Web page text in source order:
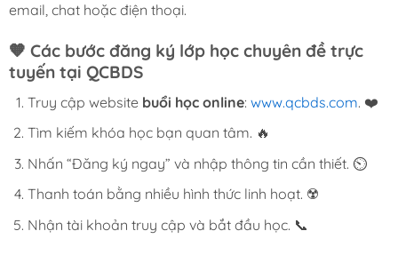
email, chat hoặc điện thoại.
🧡 Các bước đăng ký lớp học chuyên đề trực
tuyến tại QCBDS
Truy cập website buổi học online: www.qcbds.com. ❤️
Tìm kiếm khóa học bạn quan tâm. 🔥
Nhấn “Đăng ký ngay” và nhập thông tin cần thiết. ⏲️
Thanh toán bằng nhiều hình thức linh hoạt. ☢️
Nhận tài khoản truy cập và bắt đầu học. 📞